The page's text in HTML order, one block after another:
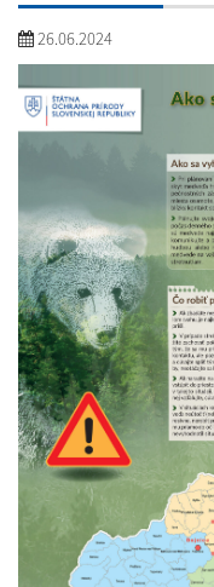
26.06.2024